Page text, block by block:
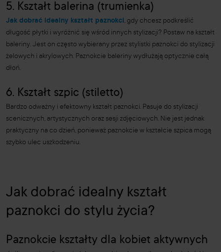
5. Kształt balerina (trumienka)
Jak dobrać idealny kształt paznokci, gdy chcesz podkreślić
długość płytki i wyróżnić się wśród innych stylizacji? Postaw na kształt
baleriny. Jest on często wybierany przez stylistki paznokci do stylizacji
żelowych i akrylowych. Paznokcie baleriny wydłużają optycznie całą
dłoń.
6. Kształt szpic (stiletto)
Bardzo odważny i efektowny kształt paznokci. Pasuje do stylizacji
scenicznych, artystycznych oraz sesji zdjęciowych. Nie jest jednak
praktyczny na co dzień, ponieważ paznokcie w kształcie szpica mogą
szybko ulec uszkodzeniu.
Jak dobrać idealny kształt
paznokci do stylu życia?
Paznokcie kształty dla kobiet aktywnych